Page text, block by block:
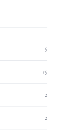
5
15
2
2